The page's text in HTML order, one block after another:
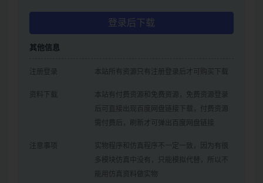
登录后下载
其他信息
注册登录 本站所有资源只有注册登录后才可购买下载
资料下载
本站有付费资源和免费资源，免费资源登录
后可直接出现百度网盘链接下载，付费资源
需付费后，刷新才可弹出百度网盘链接
注意事项
实物程序和仿真程序不一定一致，因为有很
多模块仿真中没有，只能模拟代替，所以不
能用仿真资料做实物